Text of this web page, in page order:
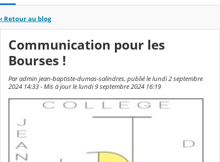
‹ Retour au blog
Communication pour les
Bourses !
Par admin jean-baptiste-dumas-salindres, publié le lundi 2 septembre
2024 14:33 - Mis à jour le lundi 9 septembre 2024 16:19